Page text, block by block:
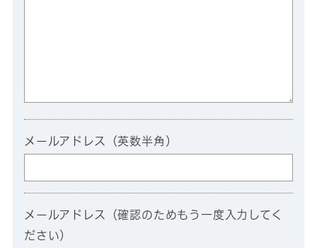
メールアドレス（英数半角）
メールアドレス（確認のためもう一度入力してく
ださい）